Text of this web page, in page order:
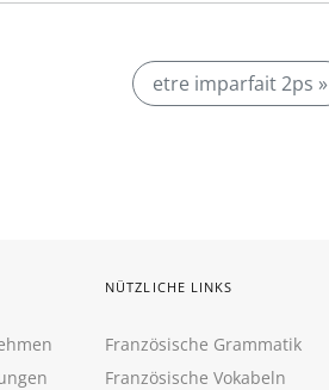
etre imparfait 2ps »
NÜTZLICHE LINKS
Französische Grammatik
Französische Vokabeln